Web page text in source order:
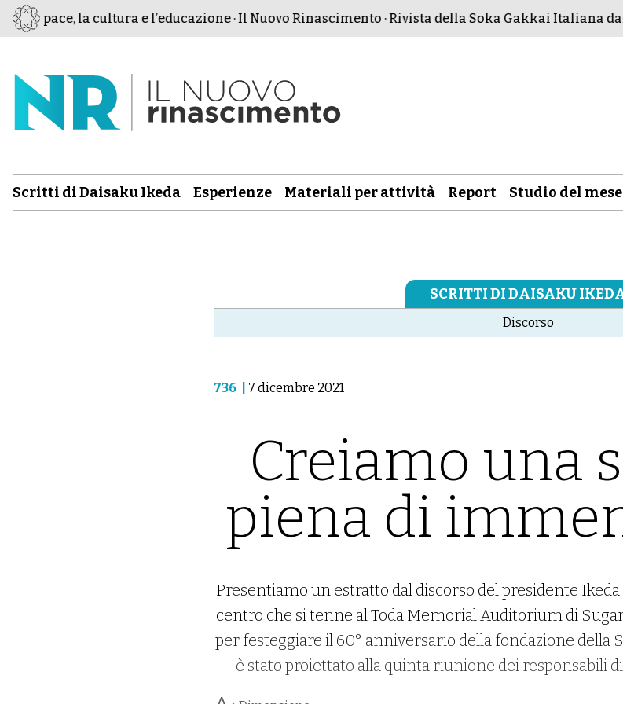
la pace, la cultura e l’educazione · Il Nuovo Rinascimento · Rivista della Soka Gakkai Italiana dal
Scritti di Daisaku Ikeda Esperienze Materiali per attività Report Studio del mese
SCRITTI DI DAISAKU
Discorso
736 7 dicembre 2021
Creiamo una
piena di
Presentiamo un estratto dal discorso del presidente
centro che si tenne al Toda Memorial Auditorium di
per festeggiare il 60° anniversario della fondazione della
è stato proiettato alla quinta riunione dei responsabili